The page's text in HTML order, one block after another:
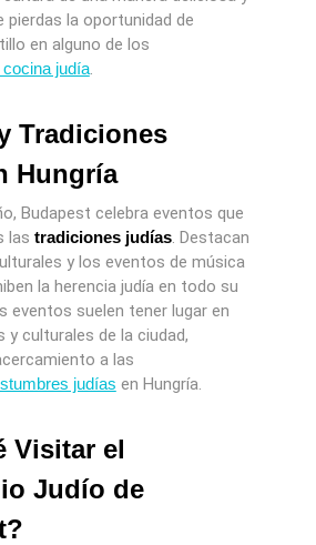
pierdas la oportunidad de
en alguno de los
judía.
Tradiciones
Hungría
Budapest celebra eventos que
las tradiciones judías. Destacan
y los eventos de música
la herencia judía en todo su
eventos suelen tener lugar en
culturales de la ciudad,
a las
judías en Hungría.
Visitar el
Judío de